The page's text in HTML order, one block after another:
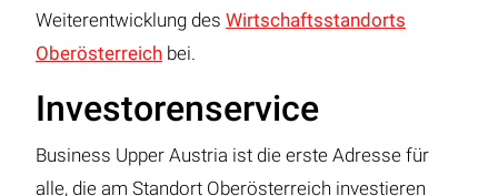
Weiterentwicklung des Wirtschaftsstandorts
Oberösterreich bei.
Investorenservice
Business Upper Austria ist die erste Adresse für
alle, die am Standort Oberösterreich investieren